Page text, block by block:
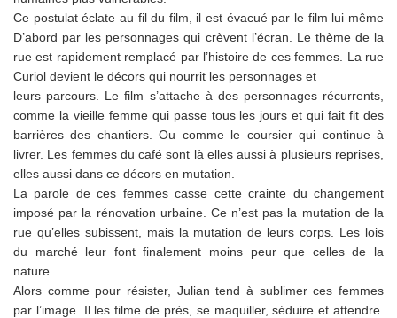
Ce postulat éclate au fil du film, il est évacué par le film lui même
D’abord par les personnages qui crèvent l’écran. Le thème de la
rue est rapidement remplacé par l’histoire de ces femmes. La rue
Curiol devient le décors qui nourrit les personnages et
leurs parcours. Le film s’attache à des personnages récurrents,
comme la vieille femme qui passe tous les jours et qui fait fit des
barrières des chantiers. Ou comme le coursier qui continue à
livrer. Les femmes du café sont là elles aussi à plusieurs reprises,
elles aussi dans ce décors en mutation.
La parole de ces femmes casse cette crainte du changement
imposé par la rénovation urbaine. Ce n’est pas la mutation de la
rue qu’elles subissent, mais la mutation de leurs corps. Les lois
du marché leur font finalement moins peur que celles de la
nature.
Alors comme pour résister, Julian tend à sublimer ces femmes
par l’image. Il les filme de près, se maquiller, séduire et attendre.